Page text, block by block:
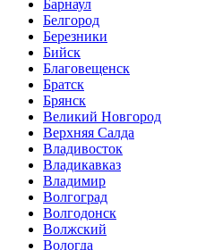
Барнаул
Белгород
Березники
Бийск
Благовещенск
Братск
Брянск
Великий Новгород
Верхняя Салда
Владивосток
Владикавказ
Владимир
Волгоград
Волгодонск
Волжский
Вологда